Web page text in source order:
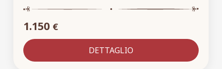
1.150 €
DETTAGLIO